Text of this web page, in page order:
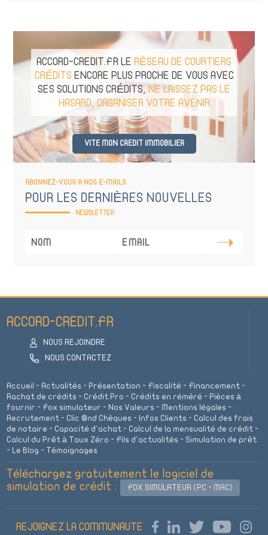
ACCORD-CREDIT.FR LE RÉSEAU DE COURTIERS
CRÉDITS ENCORE PLUS PROCHE DE VOUS AVEC
SES SOLUTIONS CRÉDITS, NE LAISSEZ PAS LE
HASARD, ORGANISER VOTRE AVENIR
VITE MON CREDIT IMMOBILIER
ABONNEZ-VOUS A NOS E-MAILS
POUR LES DERNIÈRES NOUVELLES
ACCORD-CREDIT.FR
NOUS REJOINDRE
NOUS CONTACTEZ
Accueil - Actualités - Présentation - Fiscalité - Financement -
Rachat de crédits - Crédit Pro - Crédits en réméré - Pièces à
fournir - Fox simulateur - Nos Valeurs - Mentions légales -
Recrutement - Clic @nd Chèques - Infos Clients - Calcul des frais
de notaire - Capacité d'achat - Calcul de la mensualité de crédit -
Calcul du Prêt à Taux Zéro - Fils d'actualités - Simulation de prêt
- Le Blog - Témoignages
Téléchargez gratuitement le logiciel de
simulation de crédit :
FOX SIMULATEUR (PC - MAC)
REJOIGNEZ LA COMMUNAUTE